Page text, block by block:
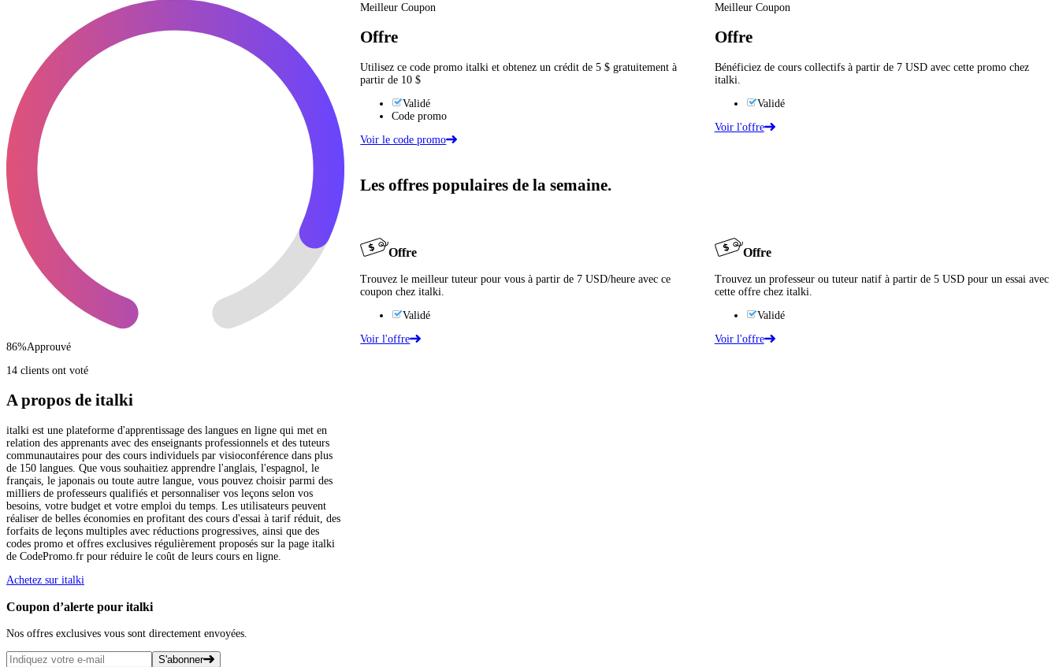
Meilleur Coupon
Offre
Utilisez ce code promo italki et obtenez un crédit de 5 $ gratuitement à
partir de 10 $
Validé
Code promo
Voir le code promo
Meilleur Coupon
Offre
Bénéficiez de cours collectifs à partir de 7 USD avec cette promo chez
italki.
Validé
Voir l'offre
Les offres populaires de la semaine.
Offre
Trouvez le meilleur tuteur pour vous à partir de 7 USD/heure avec ce
coupon chez italki.
Validé
Voir l'offre
Offre
Trouvez un professeur ou tuteur natif à partir de 5 USD pour un essai avec
cette offre chez italki.
Validé
Voir l'offre
86%Approuvé
14 clients ont voté
A propos de italki
italki est une plateforme d'apprentissage des langues en ligne qui met en
relation des apprenants avec des enseignants professionnels et des tuteurs
communautaires pour des cours individuels par visioconférence dans plus
de 150 langues. Que vous souhaitiez apprendre l'anglais, l'espagnol, le
français, le japonais ou toute autre langue, vous pouvez choisir parmi des
milliers de professeurs qualifiés et personnaliser vos leçons selon vos
besoins, votre budget et votre emploi du temps. Les utilisateurs peuvent
réaliser de belles économies en profitant des cours d'essai à tarif réduit, des
forfaits de leçons multiples avec réductions progressives, ainsi que des
codes promo et offres exclusives régulièrement proposés sur la page italki
de CodePromo.fr pour réduire le coût de leurs cours en ligne.
Achetez sur italki
Coupon d’alerte pour italki
Nos offres exclusives vous sont directement envoyées.
S'abonner